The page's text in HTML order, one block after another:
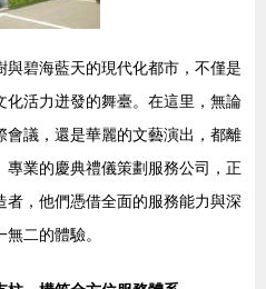
與碧海藍天的現代化都市，不僅是
活力迸發的舞臺。在這里，無論
議，還是華麗的文藝演出，都離
業的慶典禮儀策劃服務公司，正
，他們憑借全面的服務能力與深
二的體驗。